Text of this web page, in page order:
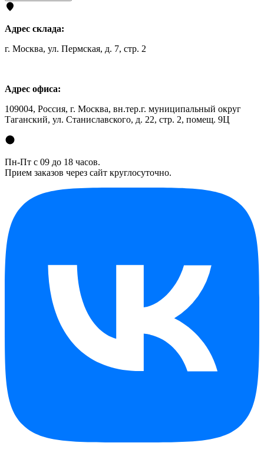
Адрес склада:
г. Москва, ул. Пермская, д. 7, стр. 2
Адрес офиса:
109004, Россия, г. Москва, вн.тер.г. муниципальный округ
Таганский, ул. Станиславского, д. 22, стр. 2, помещ. 9Ц
Пн-Пт с 09 до 18 часов.
Прием заказов через сайт круглосуточно.